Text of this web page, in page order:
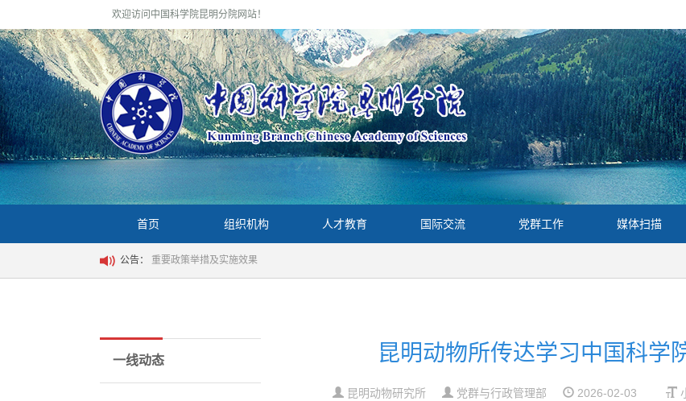
欢迎访问中国科学院昆明分院网站！
首页 组织机构 人才教育 国际交流 党群工作 媒体扫描
公告： 重要政策举措及实施效果
一线动态 昆明动物所传达学习中国科学
昆明动物研究所 党群与行政管理部 2026-02-03